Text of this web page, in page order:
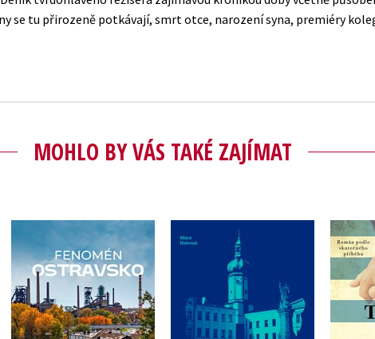
se tu přirozeně potkávají, smrt otce, narození syna, premiéry
MOHLO BY VÁS TAKÉ ZAJÍMAT
Fenomén Ostravsko
Jan Lenart
,
Tomáš Majliš
Procházky Frýdkem-
Místkem
Miloš Habrnál